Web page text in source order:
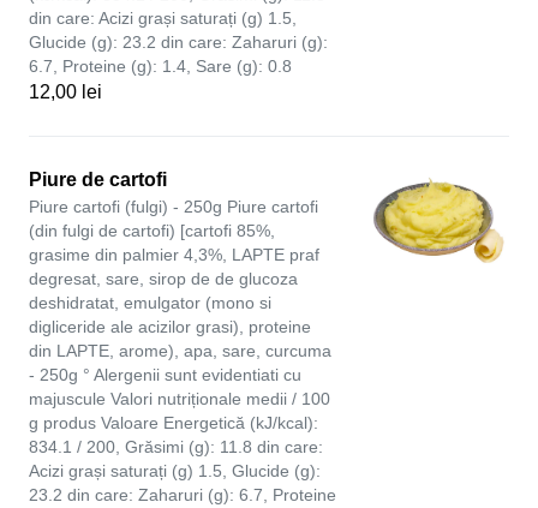
din care: Acizi grași saturați (g) 1.5,
Glucide (g): 23.2 din care: Zaharuri (g):
6.7, Proteine (g): 1.4, Sare (g): 0.8
12,00 lei
Piure de cartofi
Piure cartofi (fulgi) - 250g Piure cartofi
(din fulgi de cartofi) [cartofi 85%,
grasime din palmier 4,3%, LAPTE praf
degresat, sare, sirop de de glucoza
deshidratat, emulgator (mono si
digliceride ale acizilor grasi), proteine
din LAPTE, arome), apa, sare, curcuma
- 250g ° Alergenii sunt evidentiati cu
majuscule Valori nutriționale medii / 100
g produs Valoare Energetică (kJ/kcal):
834.1 / 200, Grăsimi (g): 11.8 din care:
Acizi grași saturați (g) 1.5, Glucide (g):
23.2 din care: Zaharuri (g): 6.7, Proteine